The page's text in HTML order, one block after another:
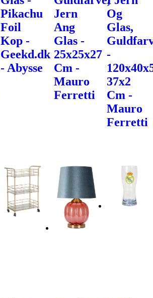
Pikachu
Foil
Kop -
Geekd.dk
- Abysse
Jern
Ang
Glas -
25x25x27
Cm -
Mauro
Ferretti
Og
Glas,
-
37x2
Cm -
Mauro
Ferretti